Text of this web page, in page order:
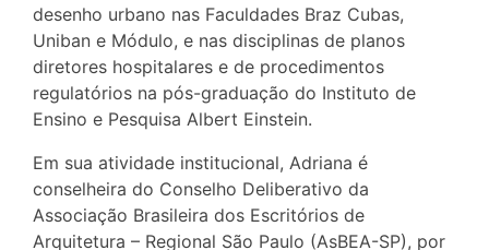
desenho urbano nas Faculdades Braz Cubas,
Uniban e Módulo, e nas disciplinas de planos
diretores hospitalares e de procedimentos
regulatórios na pós-graduação do Instituto de
Ensino e Pesquisa Albert Einstein.
Em sua atividade institucional, Adriana é
conselheira do Conselho Deliberativo da
Associação Brasileira dos Escritórios de
Arquitetura – Regional São Paulo (AsBEA-SP), por